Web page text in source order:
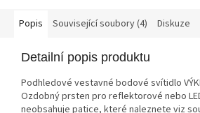
Popis Související soubory (4) Diskuze
Detailní popis produktu
Podhledové vestavné bodové svítidlo
Ozdobný prsten pro reflektorové nebo
neobsahuje patice, které naleznete viz